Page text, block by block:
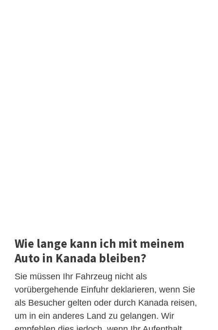
Wie lange kann ich mit meinem
Auto in Kanada bleiben?
Sie müssen Ihr Fahrzeug nicht als
vorübergehende Einfuhr deklarieren, wenn Sie
als Besucher gelten oder durch Kanada reisen,
um in ein anderes Land zu gelangen. Wir